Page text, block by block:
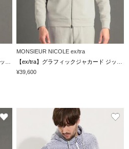
MONSIEUR NICOLE ex/tra
¥39,600